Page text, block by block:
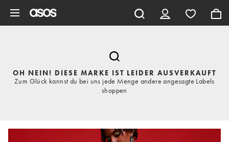
OH NEIN! DIESE MARKE IST LEIDER AUSVERKAUFT
Zum Glück kannst du bei uns jede Menge andere angesagte Labels
shoppen